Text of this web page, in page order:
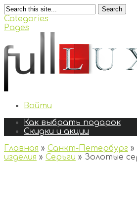
Search
Categories
Pages
Войти
Как выбрать подарок
Скидки и акции
Главная » Санкт-Петербург »
изделия » Серьги » Золотые